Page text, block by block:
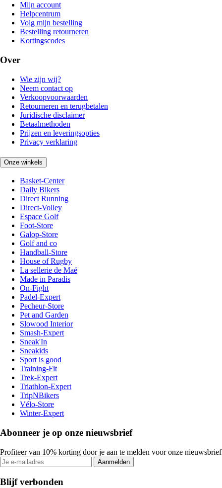
Mijn account
Helpcentrum
Volg mijn bestelling
Bestelling retourneren
Kortingscodes
Over
Wie zijn wij?
Neem contact op
Verkoopvoorwaarden
Retourneren en terugbetalen
Juridische disclaimer
Betaalmethoden
Prijzen en leveringsopties
Privacy verklaring
Onze winkels
Basket-Center
Daily Bikers
Direct Running
Direct-Volley
Espace Golf
Foot-Store
Galop-Store
Golf and co
Handball-Store
House of Rugby
La sellerie de Maé
Made in Paradis
On-Fight
Padel-Expert
Pecheur-Store
Pet and Garden
Slowood Interior
Smash-Expert
Sneak'In
Sneakids
Sport is good
Training-Fit
Trek-Expert
Triathlon-Expert
TripNBikers
Vélo-Store
Winter-Expert
Abonneer je op onze nieuwsbrief
Profiteer van 10% korting door je aan te melden voor onze nieuwsbrief
Aanmelden
Blijf verbonden